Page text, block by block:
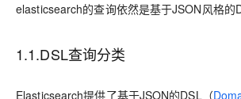
elasticsearch的查询依然是基于JSON风格的
1.1.DSL查询分类
Elasticsearch提供了基于JSON的DSL（